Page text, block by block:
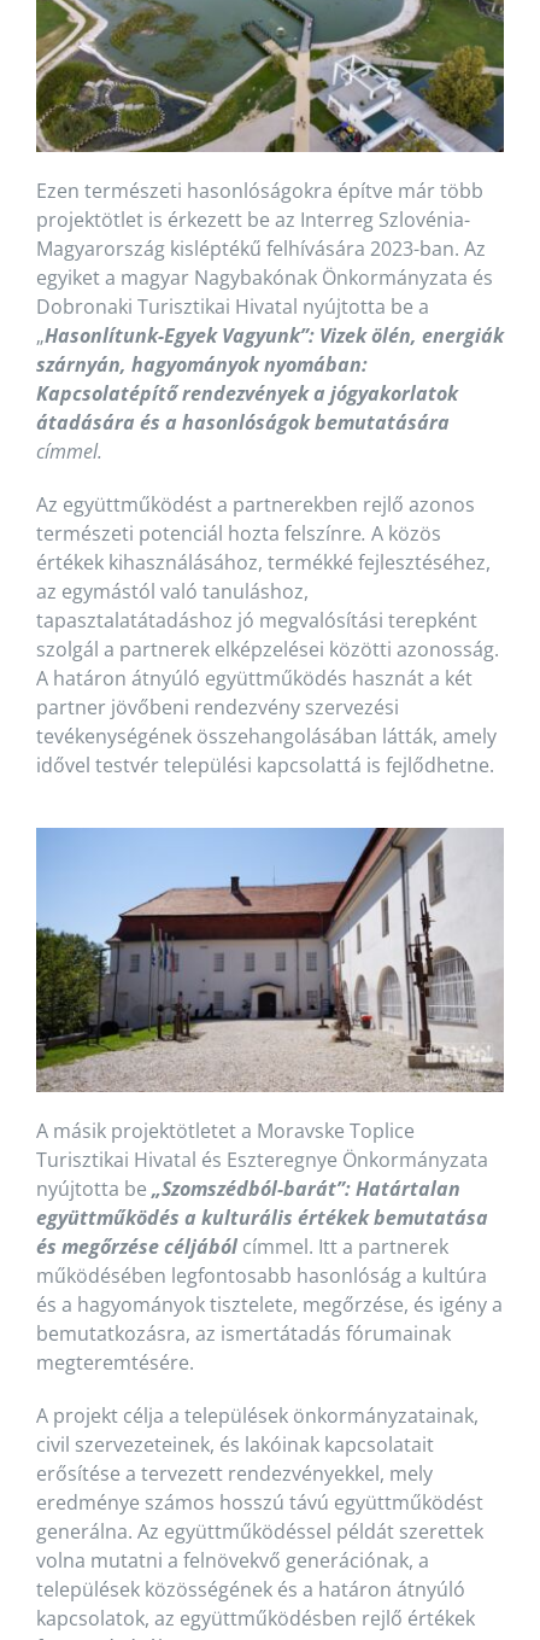
Ezen természeti hasonlóságokra építve már több
projektötlet is érkezett be az Interreg Szlovénia-
Magyarország kisléptékű felhívására 2023-ban. Az
egyiket a magyar Nagybakónak Önkormányzata és
Dobronaki Turisztikai Hivatal nyújtotta be a
„Hasonlítunk-Egyek Vagyunk”: Vizek ölén, energiák
szárnyán, hagyományok nyomában:
Kapcsolatépítő rendezvények a jógyakorlatok
átadására és a hasonlóságok bemutatására
címmel.
Az együttműködést a partnerekben rejlő azonos
természeti potenciál hozta felszínre. A közös
értékek kihasználásához, termékké fejlesztéséhez,
az egymástól való tanuláshoz,
tapasztalatátadáshoz jó megvalósítási terepként
szolgál a partnerek elképzelései közötti azonosság.
A határon átnyúló együttműködés hasznát a két
partner jövőbeni rendezvény szervezési
tevékenységének összehangolásában látták, amely
idővel testvér települési kapcsolattá is fejlődhetne.
A másik projektötletet a Moravske Toplice
Turisztikai Hivatal és Eszteregnye Önkormányzata
nyújtotta be „Szomszédból-barát”: Határtalan
együttműködés a kulturális értékek bemutatása
és megőrzése céljábólcímmel. Itt a partnerek
működésében legfontosabb hasonlóság a kultúra
és a hagyományok tisztelete, megőrzése, és igény a
bemutatkozásra, az ismertátadás fórumainak
megteremtésére.
A projekt célja a települések önkormányzatainak,
civil szervezeteinek, és lakóinak kapcsolatait
erősítése a tervezett rendezvényekkel, mely
eredménye számos hosszú távú együttműködést
generálna. Az együttműködéssel példát szerettek
volna mutatni a felnövekvő generációnak, a
települések közösségének és a határon átnyúló
kapcsolatok, az együttműködésben rejlő értékek